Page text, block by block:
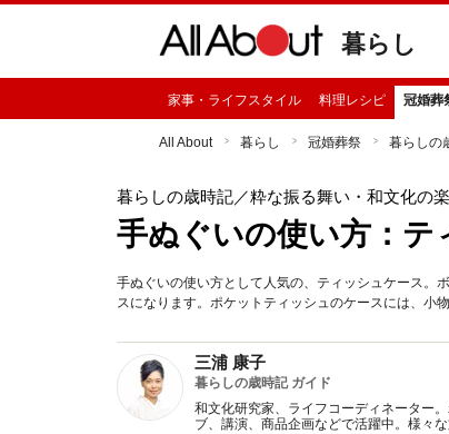
暮らし
家事・ライフスタイル 料理レシピ 冠婚葬
All About 暮らし 冠婚葬祭 暮らしの
暮らしの歳時記／粋な振る舞い・和文化の
手ぬぐいの使い方：テ
手ぬぐいの使い方として人気の、ティッシュケース。
スになります。ポケットティッシュのケースには、小
三浦 康子
暮らしの歳時記 ガイド
和文化研究家、ライフコーディネーター
ブ、講演、商品企画などで活躍中。様々